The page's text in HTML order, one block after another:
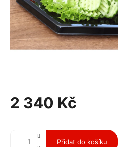
2 340 Kč
Přidat do košíku